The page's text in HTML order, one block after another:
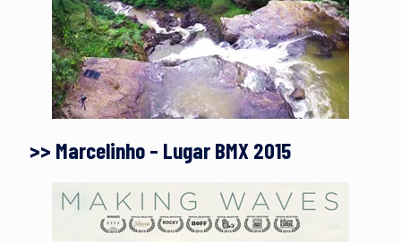
>> Marcelinho – Lugar BMX 2015